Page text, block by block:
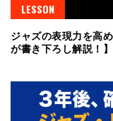
LESSON
ジャズの表現力を高
が書き下ろし解説！】